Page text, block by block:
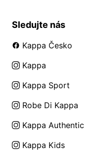
Sledujte nás
Kappa Česko
Kappa
Kappa Sport
Robe Di Kappa
Kappa Authentic
Kappa Kids